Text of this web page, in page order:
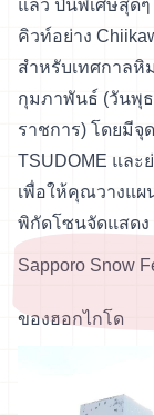
แล้ว ปีนี้พิเศษสุด
คิวท์อย่าง
สำหรับเทศกาลหิ
กุมภาพันธ์ (วันพุ
ราชการ) โดยมีจุ
TSUDOME แล
เพื่อให้คุณวางแผ
พิกัดโซนจัดแสดง
Sapporo Snow
ของฮอกไกโด